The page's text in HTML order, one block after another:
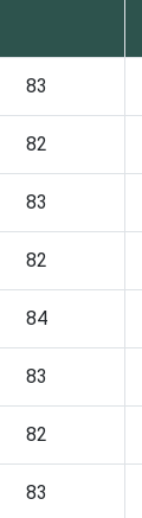
83
82
83
82
84
83
82
83